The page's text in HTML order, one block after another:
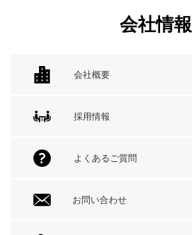
会社情報
会社概要
採用情報
よくあるご質問
お問い合わせ